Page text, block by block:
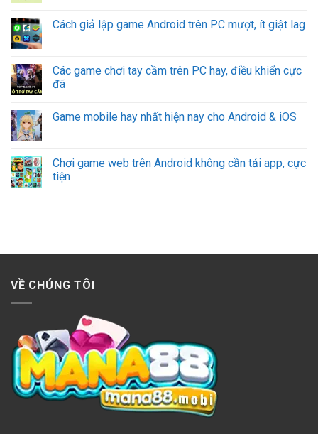
Cách giả lập game Android trên PC mượt, ít giật lag
Các game chơi tay cầm trên PC hay, điều khiển cực
đã
Game mobile hay nhất hiện nay cho Android & iOS
Chơi game web trên Android không cần tải app, cực
tiện
VỀ CHÚNG TÔI